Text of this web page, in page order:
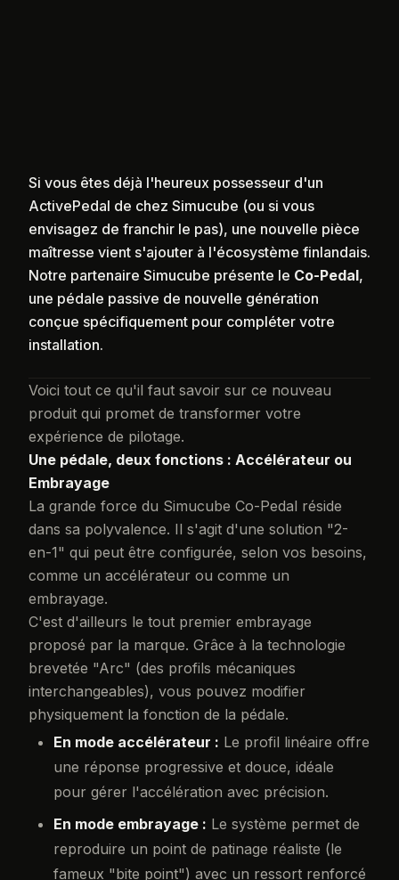
Si vous êtes déjà l'heureux possesseur d'un
ActivePedal de chez Simucube (ou si vous
envisagez de franchir le pas), une nouvelle pièce
maîtresse vient s'ajouter à l'écosystème finlandais.
Notre partenaire Simucube présente le Co-Pedal,
une pédale passive de nouvelle génération
conçue spécifiquement pour compléter votre
installation.
Voici tout ce qu'il faut savoir sur ce nouveau
produit qui promet de transformer votre
expérience de pilotage.
Une pédale, deux fonctions : Accélérateur ou
Embrayage
La grande force du Simucube Co-Pedal réside
dans sa polyvalence. Il s'agit d'une solution "2-
en-1" qui peut être configurée, selon vos besoins,
comme un accélérateur ou comme un
embrayage.
C'est d'ailleurs le tout premier embrayage
proposé par la marque. Grâce à la technologie
brevetée "Arc" (des profils mécaniques
interchangeables), vous pouvez modifier
physiquement la fonction de la pédale.
En mode accélérateur : Le profil linéaire offre
une réponse progressive et douce, idéale
pour gérer l'accélération avec précision.
En mode embrayage : Le système permet de
reproduire un point de patinage réaliste (le
fameux "bite point") avec un ressort renforcé